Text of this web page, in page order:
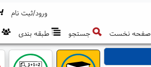
ورود/ثبت نام
صفحه نخست
جستجو طبقه بندی